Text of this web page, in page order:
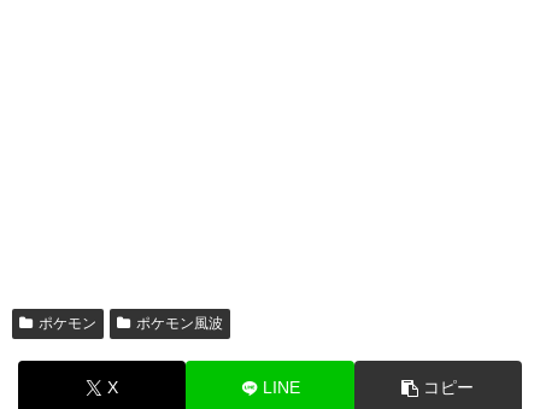
ポケモン ポケモン風波
X LINE コピー